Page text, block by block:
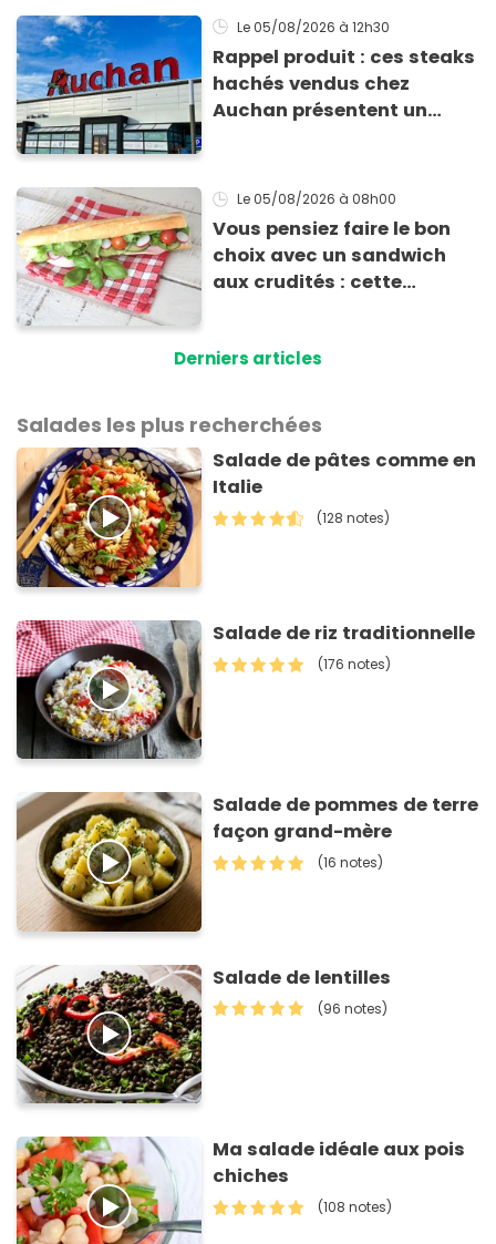
Le 05/08/2026 à 12h30
Rappel produit : ces steaks
hachés vendus chez
Auchan présentent un
Le 05/08/2026 à 08h00
Vous pensiez faire le bon
choix avec un sandwich
aux crudités : cette
Derniers articles
Salades les plus recherchées
Salade de pâtes comme en
Italie
(128 notes)
Salade de riz traditionnelle
(176 notes)
Salade de pommes de terre
façon grand-mère
(16 notes)
Salade de lentilles
(96 notes)
Ma salade idéale aux pois
chiches
(108 notes)